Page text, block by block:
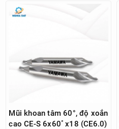
Mũi khoan tâm 60°, độ xoắn
cao CE-S 6x60ﾟx18 (CE6.0)